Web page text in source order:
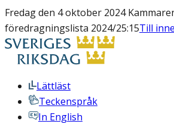
Fredag den 4 oktober 2024
föredragningslista 2024/25:15Till
Lättläst
Teckenspråk
In English